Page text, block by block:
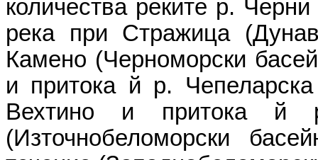
количества реките р.
река при Стражица
Камено (Черноморски
и притока й р.
Вехтино и притока й
(Източнобеломорски